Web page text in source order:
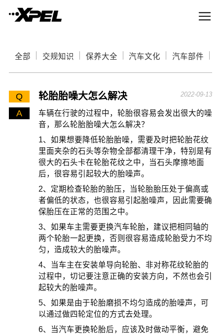
全部 交规知识 保养大全 汽车文化 汽车部件
Q 轮胎胎噪大怎么解决 2022-09-13
A
车辆在行驶的过程中，轮胎很容易会发出很大的噪
音，那么轮胎胎噪大怎么解决？
1、如果想要降低轮胎胎噪，需要及时把轮胎花纹
里面夹杂的石头等杂物全部都清理干净，特别是有
很大的石头卡在轮胎花纹之中，当石头摩擦地面
后，很容易引起较大的胎噪声。
2、定期检查轮胎的胎压，当轮胎胎压处于偏高或
者偏低的状态，也很容易引起胎噪声，因此需要确
保胎压在正常的范围之中。
3、如果车主需要更换汽车轮胎，建议把相同轴的
两个轮胎一起更换，否则很容易造成轮胎受力不均
匀，造成较大的胎噪声。
4、当车主在安装单导向轮胎、非对称花纹轮胎的
过程中，切记要注意正确的安装方向，不然也会引
起较大的胎噪声。
5、如果是由于轮胎磨损不均匀造成的胎噪声，可
以通过做四轮定位的方式去处理。
6、当汽车更换轮胎后，应该及时做动平衡，避免